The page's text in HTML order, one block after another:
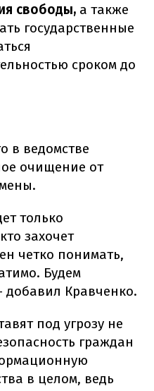
свободы, а также
государственные
сроком до
в ведомстве
очищение от
только
захочет
четко понимать,
Будем
добавил Кравченко.
под угрозу не
граждан
в целом, ведь